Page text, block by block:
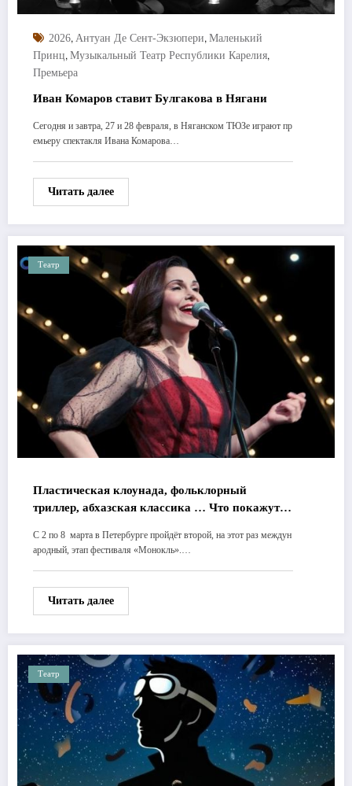
2026, Антуан Де Сент-Экзюпери, Маленький
Принц, Музыкальный Театр Республики Карелия,
Премьера
Иван Комаров ставит Булгакова в Нягани
Сегодня и завтра, 27 и 28 февраля, в Няганском ТЮЗе играют пр
емьеру спектакля Ивана Комарова…
Читать далее
Театр
Пластическая клоунада, фольклорный
триллер, абхазская классика … Что покажут
С 2 по 8 марта в Петербурге пройдёт второй, на этот раз междун
ародный, этап фестиваля «Монокль».…
Читать далее
Театр